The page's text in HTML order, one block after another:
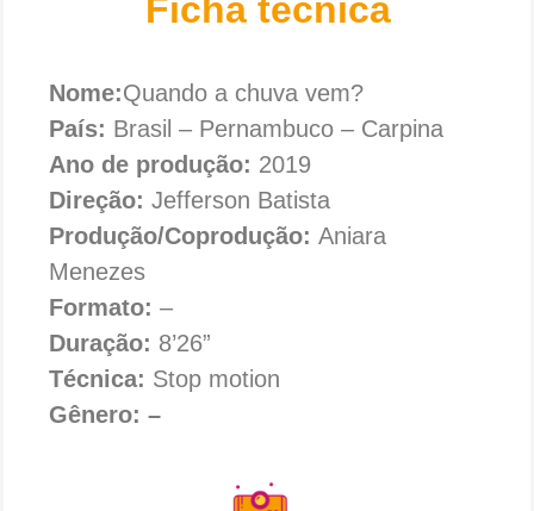
Ficha técnica
Nome:Quando a chuva vem?
País: Brasil – Pernambuco – Carpina
Ano de produção: 2019
Direção: Jefferson Batista
Produção/Coprodução: Aniara
Menezes
Formato: –
Duração: 8’26”
Técnica: Stop motion
Gênero: –